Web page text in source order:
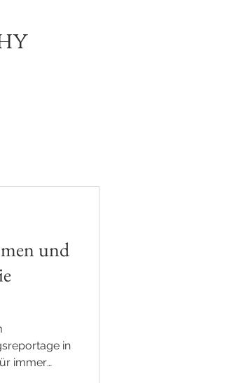
und
in
immer